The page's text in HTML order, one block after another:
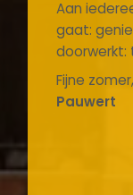
Aan
gaat:
doorwerkt:
Fijne zomer,
Pauwert